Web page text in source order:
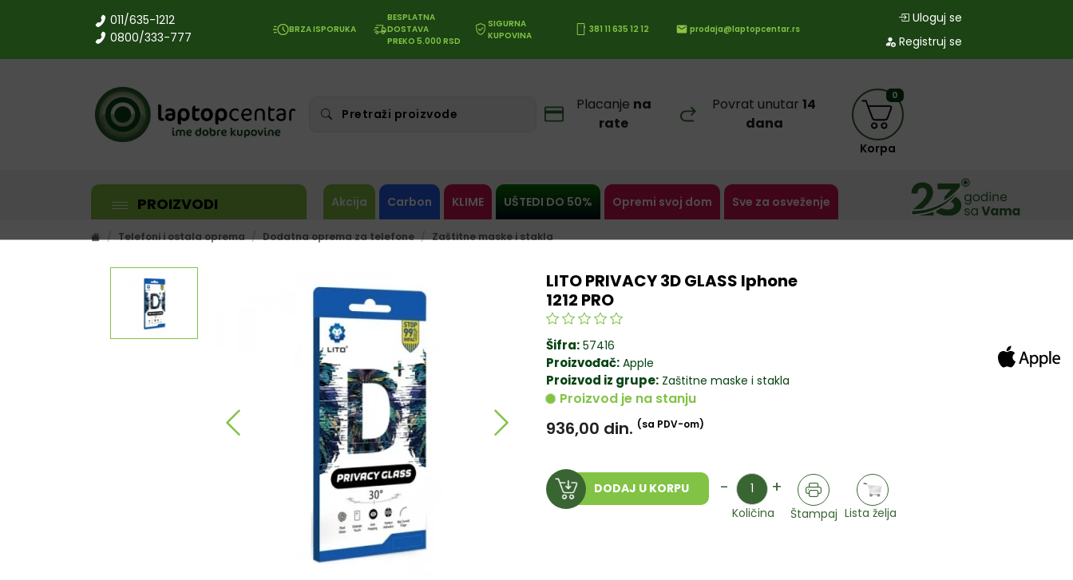
011/635-1212
0800/333-777
BRZA ISPORUKA
BESPLATNA
DOSTAVA
PREKO 5.000 RSD
SIGURNA
KUPOVINA
381 11 635 12 12 prodaja@laptopcentar.rs
Uloguj se
Registruj se
Placanje na
rate
Povrat unutar14
dana
0
Korpa
PROIZVODI Akcija Carbon KLIME UŠTEDI DO 50% Opremi svoj dom Sve za osveženje
Telefoni i ostala oprema Dodatna oprema za telefone Zaštitne maske i stakla
LITO PRIVACY 3D GLASS Iphone
1212 PRO
Šifra: 57416
Proizvođač: Apple
Proizvod iz grupe: Zaštitne maske i stakla
Proizvod je na stanju
936,00 din. (sa PDV-om)
DODAJ U KORPU - Količina +
Količina Štampaj Lista želja